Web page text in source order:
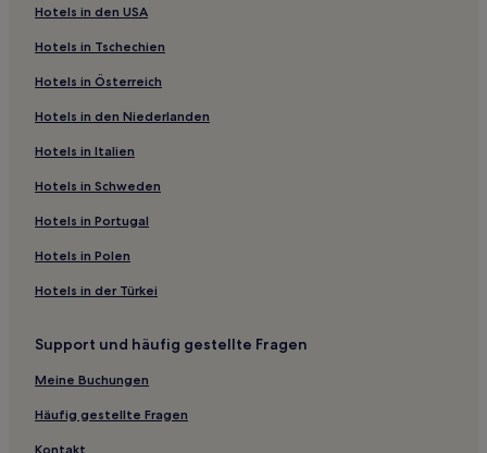
Günstige nahe Plage des Aresquiers
Hotels mit Küchenzeile nahe Plage des Aresquiers
Strand nahe Plage des Aresquiers
Haustierfreundliche in Balaruc-les-Bains
Hotels mit inbegriffenem Frühstück in Uzès
Familien in Le Grau-du-Roi
Familien in Occitanie
Haustierfreundliche in Occitanie
Hotels mit Pool in Occitanie
Familien in Nîmes
Haustierfreundliche in Nîmes
Hotels mit Wellnessbereich in Nîmes
Lgbtqia-Freundliche in Montpellier
Hotels in den USA
Hotels in Tschechien
Hotels in Österreich
Hotels in den Niederlanden
Hotels in Italien
Hotels in Schweden
Hotels in Portugal
Hotels in Polen
Hotels in der Türkei
Support und häufig gestellte Fragen
Meine Buchungen
Häufig gestellte Fragen
Kontakt